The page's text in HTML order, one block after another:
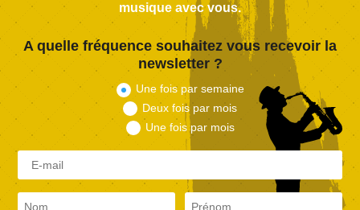
musique avec vous.
A quelle fréquence souhaitez vous recevoir la
newsletter ?
Une fois par semaine
Deux fois par mois
Une fois par mois